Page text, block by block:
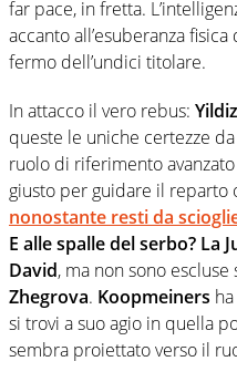
far pace, in fretta.
accanto all’esuberanza fisica
fermo dell’undici titolare.
In attacco il vero rebus: Yildiz
queste le uniche certezze
ruolo di riferimento
giusto per guidare il reparto
nonostante resti da
E alle spalle del serbo? La
David, ma non sono
Zhegrova. Koopmeiners
si trovi a suo agio in quella
sembra proiettato verso il